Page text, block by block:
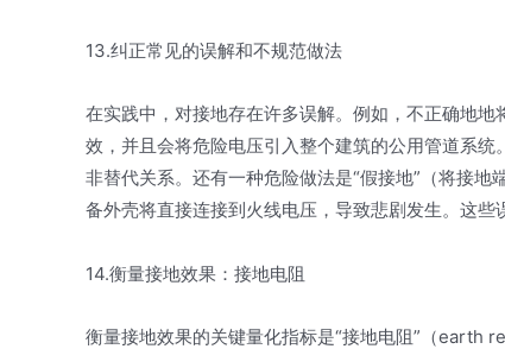
13.纠正常见的误解和不规范做法
在实践中，对接地存在许多误解。例如，不正确地
效，并且会将危险电压引入整个建筑的公用管道系
非替代关系。还有一种危险做法是“假接地”（将接
备外壳将直接连接到火线电压，导致悲剧发生。这些
14.衡量接地效果：接地电阻
衡量接地效果的关键量化指标是“接地电阻”（earth